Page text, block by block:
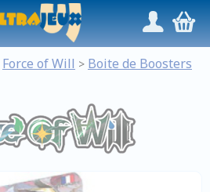
/,
Force of Will > Boite de Boosters